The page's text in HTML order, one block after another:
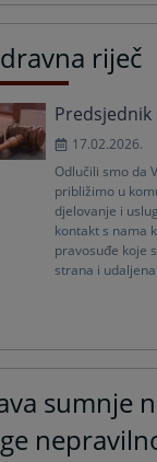
riječ
Predsjednik
17.02.2026.
Odlučili smo da
približimo u
djelovanje i
kontakt s nama
pravosuđe koje
strana i
sumnje